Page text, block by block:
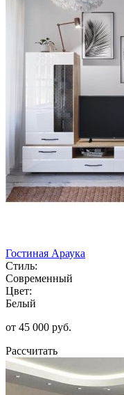
Гостиная Араука
Стиль:
Современный
Цвет:
Белый
от 45 000 руб.
Рассчитать